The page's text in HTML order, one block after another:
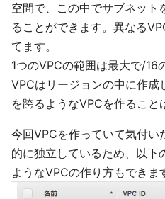
空間で、この中でサブネット
ることができます。異なる
てます。
1つのVPCの範囲は最大で/16
VPCはリージョンの中に作成
を跨るようなVPCを作ること
今回VPCを作っていて気付い
的に独立しているため、以下
ようなVPCの作り方もできま